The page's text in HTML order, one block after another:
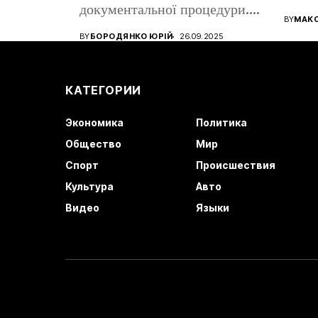
документальної процедури.
Від того, наскільки...
BYБОРОДЯНКО ЮРІЙ 26.09.2025
все
BY
КАТЕГОРИИ
Экономика
Политика
Общество
Мир
Спорт
Происшествия
Культура
Авто
Видео
Языки